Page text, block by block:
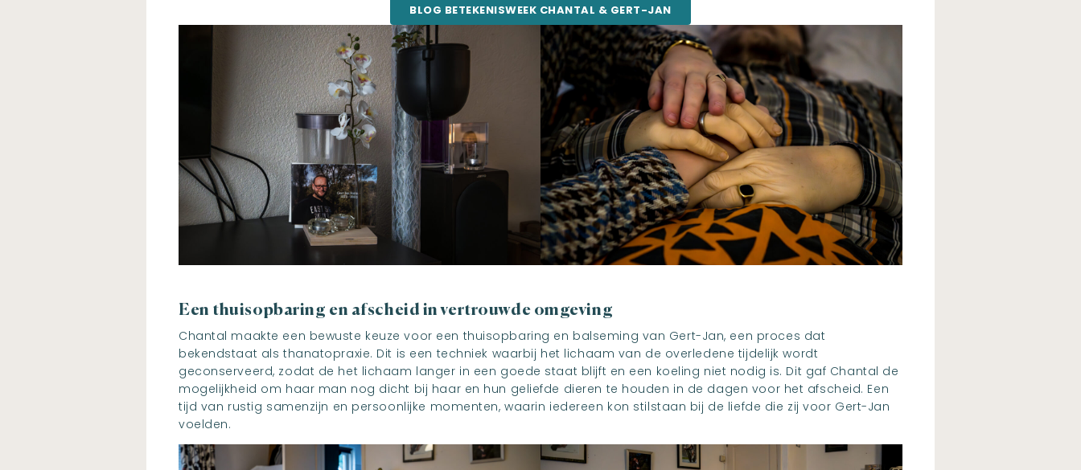
BLOG BETEKENISWEEK CHANTAL & GERT-JAN
Een thuisopbaring en afscheid in vertrouwde omgeving
Chantal maakte een bewuste keuze voor een thuisopbaring en balseming van Gert-Jan, een proces dat
bekendstaat als thanatopraxie. Dit is een techniek waarbij het lichaam van de overledene tijdelijk wordt
geconserveerd, zodat de het lichaam langer in een goede staat blijft en een koeling niet nodig is. Dit gaf Chantal de
mogelijkheid om haar man nog dicht bij haar en hun geliefde dieren te houden in de dagen voor het afscheid. Een
tijd van rustig samenzijn en persoonlijke momenten, waarin iedereen kon stilstaan bij de liefde die zij voor Gert-Jan
voelden.